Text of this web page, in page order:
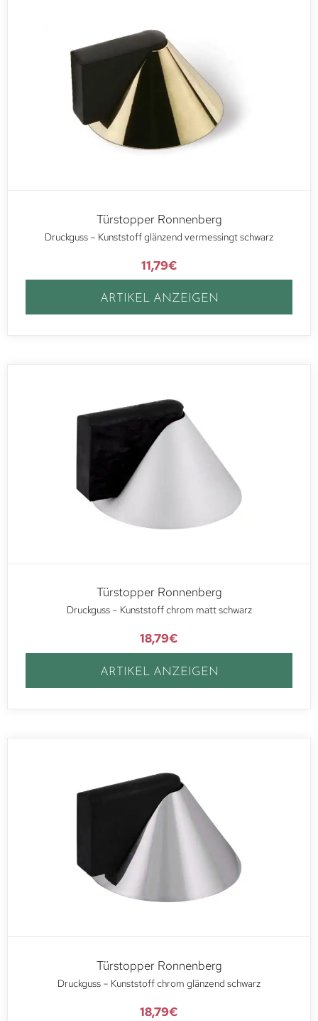
Türstopper Ronnenberg
Druckguss – Kunststoff glänzend vermessingt schwarz
11,79€
ARTIKEL ANZEIGEN
Türstopper Ronnenberg
Druckguss – Kunststoff chrom matt schwarz
18,79€
ARTIKEL ANZEIGEN
Türstopper Ronnenberg
Druckguss – Kunststoff chrom glänzend schwarz
18,79€